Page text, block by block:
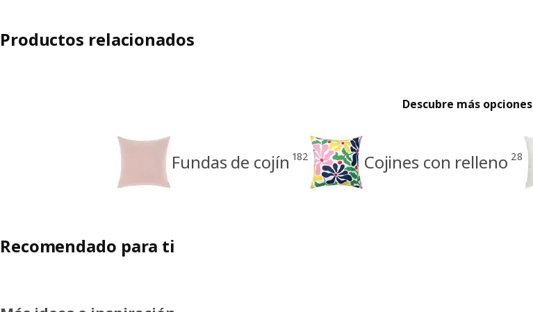
Productos relacionados
Descubre más opciones
Fundas de cojín 182 Cojines con relleno 28
Recomendado para ti